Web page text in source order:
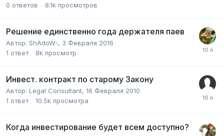
0 ответов 8.1k просмотров
Решение единственно года держателя паев
Автор: ShAdoW-, 3 Февраля 2016
1 ответ 8k просмотр
Инвест. контракт по старому Закону
Автор: Legal Сonsultant, 16 Февраля 2010
1 ответ 10.5k просмотра
Когда инвестирование будет всем доступно?